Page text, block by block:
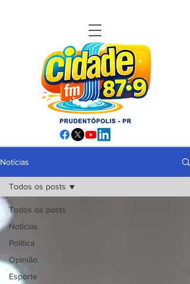
Notícias
Todos os posts
Notícias
Política
Opinião
Esporte
Todos os posts